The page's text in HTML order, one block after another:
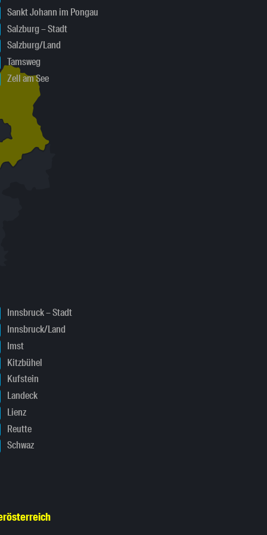
Sankt Johann im Pongau
Salzburg – Stadt
Salzburg/Land
Tamsweg
Zell am See
Innsbruck – Stadt
Innsbruck/Land
Imst
Kitzbühel
Kufstein
Landeck
Lienz
Reutte
Schwaz